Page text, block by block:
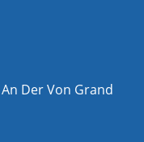
Der Von Grand